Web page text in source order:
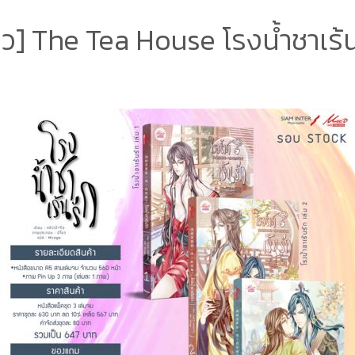
] The Tea House โรงน้ำชาเ